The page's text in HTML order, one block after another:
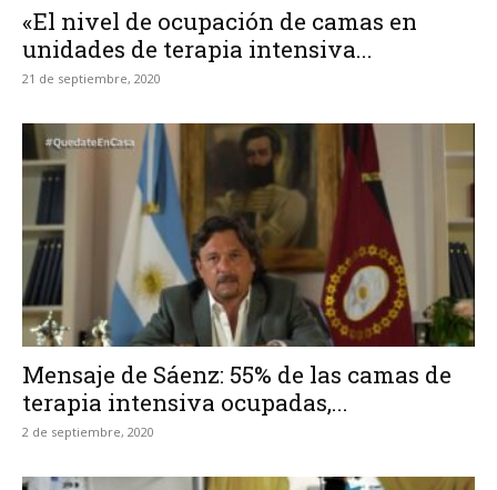
«El nivel de ocupación de camas en
unidades de terapia intensiva...
21 de septiembre, 2020
Mensaje de Sáenz: 55% de las camas de
terapia intensiva ocupadas,...
2 de septiembre, 2020